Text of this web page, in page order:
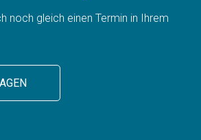
noch gleich einen Termin in Ihrem